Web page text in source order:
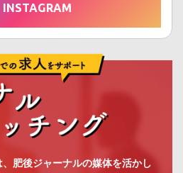
INSTAGRAM
肥後ジャーナルの媒体を活かし